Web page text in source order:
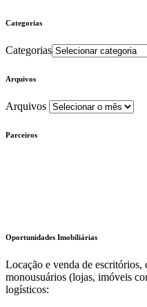
Categorias
Categorias
Arquivos
Arquivos
Parceiros
Oportunidades Imobiliárias
Locação e venda de escritórios,
monousuários (lojas, imóveis
logísticos: